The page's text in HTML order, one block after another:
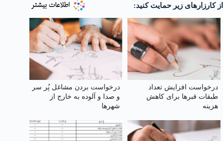
از کارزارهای زیر حمایت کنید:
درخواست افزایش تعداد
طبقات قبر‌ها برای کاهش
هزینه
درخواست بردن مشاغل پُر سر
و صدا و آلوده به خارج از
شهرها